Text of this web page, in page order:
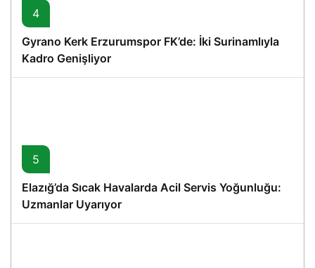
4
Gyrano Kerk Erzurumspor FK’de: İki Surinamlıyla
Kadro Genişliyor
5
Elazığ’da Sıcak Havalarda Acil Servis Yoğunluğu:
Uzmanlar Uyarıyor